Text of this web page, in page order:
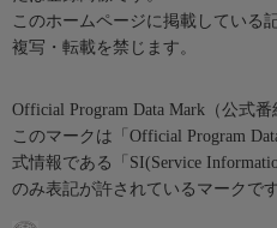
このホームページに掲載している
複写・転載を禁じます。
Official Program Data Mark（公式番
このマークは「Official Program
式情報である「SI(Service
のみ表記が許されているマークです